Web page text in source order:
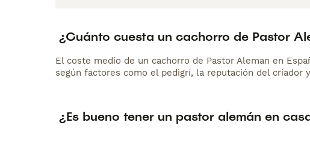
¿Cuánto cuesta un cachorro de Pastor
El coste medio de un cachorro de Pastor Aleman en
según factores como el pedigrí, la reputación del criador
¿Es bueno tener un pastor alemán en